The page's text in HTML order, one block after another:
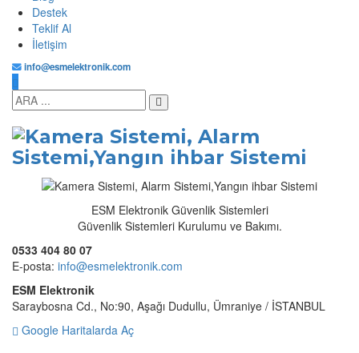
Destek
Teklif Al
İletişim
info@esmelektronik.com
ESM Elektronik Güvenlik Sistemleri
Güvenlik Sistemleri Kurulumu ve Bakımı.
0533 404 80 07
E-posta: info@esmelektronik.com
ESM Elektronik
Saraybosna Cd., No:90, Aşağı Dudullu, Ümraniye / İSTANBUL
Google Haritalarda Aç